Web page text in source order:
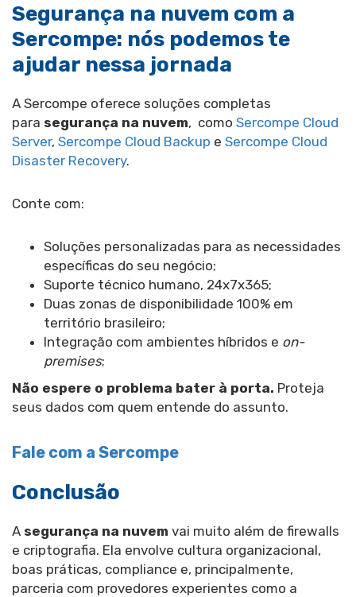
Segurança na nuvem com a
Sercompe: nós podemos te
ajudar nessa jornada
A Sercompe oferece soluções completas
para segurança na nuvem, como Sercompe Cloud
Server, Sercompe Cloud Backup e Sercompe Cloud
Disaster Recovery.
Conte com:
Soluções personalizadas para as necessidades
específicas do seu negócio;
Suporte técnico humano, 24x7x365;
Duas zonas de disponibilidade 100% em
território brasileiro;
Integração com ambientes híbridos e on-
premises;
Não espere o problema bater à porta. Proteja
seus dados com quem entende do assunto.
Fale com a Sercompe
Conclusão
A segurança na nuvem vai muito além de firewalls
e criptografia. Ela envolve cultura organizacional,
boas práticas, compliance e, principalmente,
parceria com provedores experientes como a